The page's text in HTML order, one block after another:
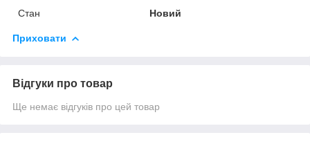
Стан
Новий
Приховати
Відгуки про товар
Ще немає відгуків про цей товар